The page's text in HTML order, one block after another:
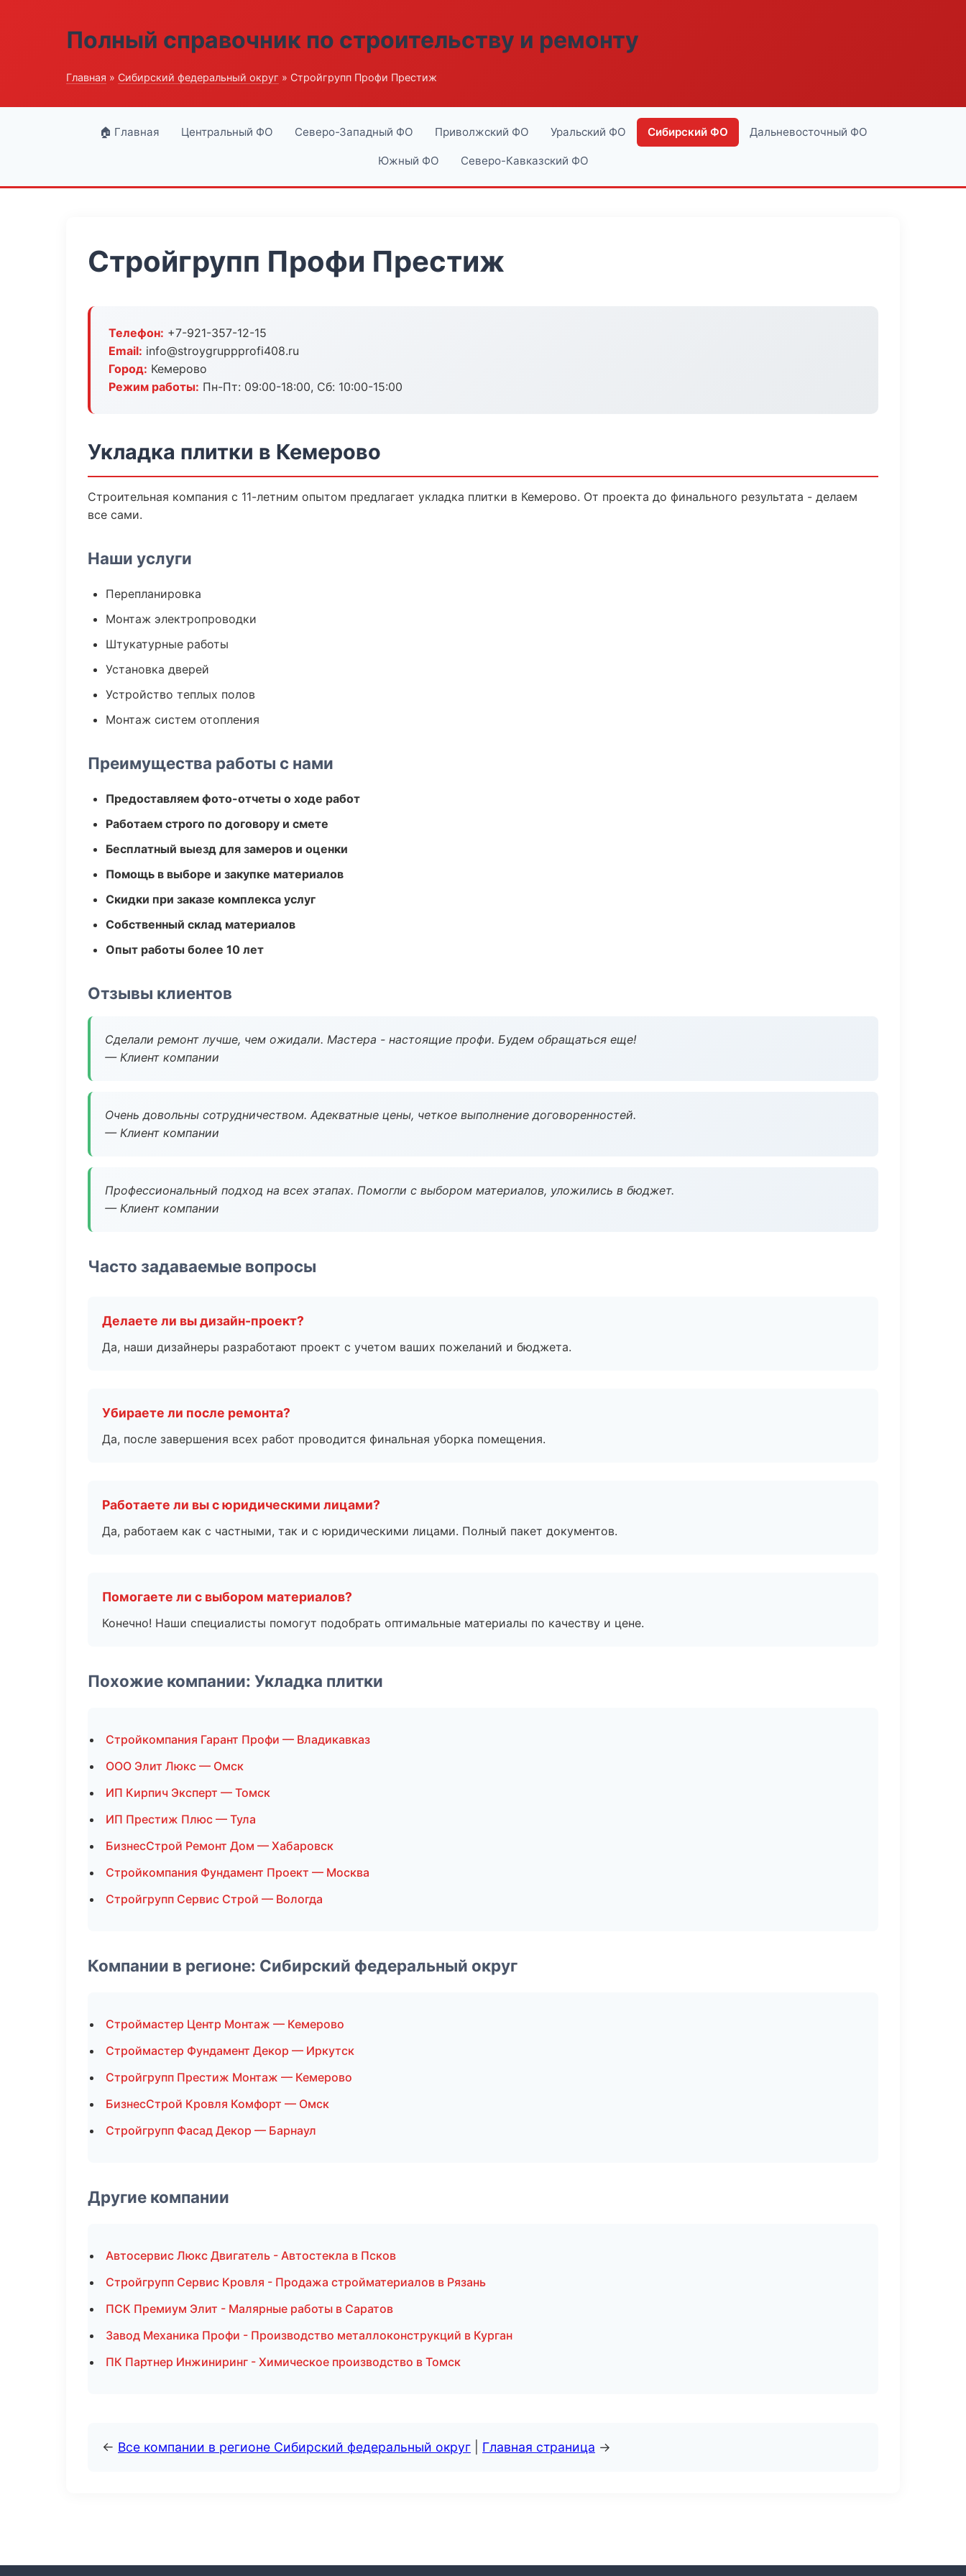
Полный справочник по строительству и ремонту
Главная » Сибирский федеральный округ » Стройгрупп Профи Престиж
🏠 Главная Центральный ФО Северо-Западный ФО Приволжский ФО Уральский ФО Сибирский ФО Дальневосточный ФО
Южный ФО Северо-Кавказский ФО
Стройгрупп Профи Престиж
Телефон: +7-921-357-12-15
Email: info@stroygruppprofi408.ru
Город: Кемерово
Режим работы: Пн-Пт: 09:00-18:00, Сб: 10:00-15:00
Укладка плитки в Кемерово
Строительная компания с 11-летним опытом предлагает укладка плитки в Кемерово. От проекта до финального результата - делаем
все сами.
Наши услуги
Перепланировка
Монтаж электропроводки
Штукатурные работы
Установка дверей
Устройство теплых полов
Монтаж систем отопления
Преимущества работы с нами
Предоставляем фото-отчеты о ходе работ
Работаем строго по договору и смете
Бесплатный выезд для замеров и оценки
Помощь в выборе и закупке материалов
Скидки при заказе комплекса услуг
Собственный склад материалов
Опыт работы более 10 лет
Отзывы клиентов
Сделали ремонт лучше, чем ожидали. Мастера - настоящие профи. Будем обращаться еще!
— Клиент компании
Очень довольны сотрудничеством. Адекватные цены, четкое выполнение договоренностей.
— Клиент компании
Профессиональный подход на всех этапах. Помогли с выбором материалов, уложились в бюджет.
— Клиент компании
Часто задаваемые вопросы
Делаете ли вы дизайн-проект?
Да, наши дизайнеры разработают проект с учетом ваших пожеланий и бюджета.
Убираете ли после ремонта?
Да, после завершения всех работ проводится финальная уборка помещения.
Работаете ли вы с юридическими лицами?
Да, работаем как с частными, так и с юридическими лицами. Полный пакет документов.
Помогаете ли с выбором материалов?
Конечно! Наши специалисты помогут подобрать оптимальные материалы по качеству и цене.
Похожие компании: Укладка плитки
Стройкомпания Гарант Профи — Владикавказ
ООО Элит Люкс — Омск
ИП Кирпич Эксперт — Томск
ИП Престиж Плюс — Тула
БизнесСтрой Ремонт Дом — Хабаровск
Стройкомпания Фундамент Проект — Москва
Стройгрупп Сервис Строй — Вологда
Компании в регионе: Сибирский федеральный округ
Строймастер Центр Монтаж — Кемерово
Строймастер Фундамент Декор — Иркутск
Стройгрупп Престиж Монтаж — Кемерово
БизнесСтрой Кровля Комфорт — Омск
Стройгрупп Фасад Декор — Барнаул
Другие компании
Автосервис Люкс Двигатель - Автостекла в Псков
Стройгрупп Сервис Кровля - Продажа стройматериалов в Рязань
ПСК Премиум Элит - Малярные работы в Саратов
Завод Механика Профи - Производство металлоконструкций в Курган
ПК Партнер Инжиниринг - Химическое производство в Томск
← Все компании в регионе Сибирский федеральный округ Главная страница →